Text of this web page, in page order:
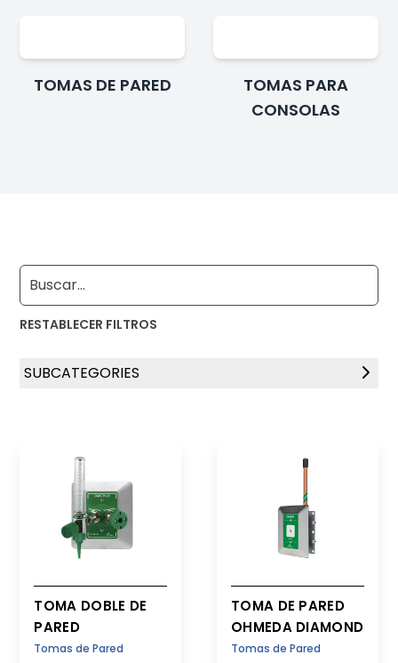
TOMAS DE PARED
TOMAS PARA
CONSOLAS
RESTABLECER FILTROS
SUBCATEGORIES
TOMA DOBLE DE
PARED
Tomas de Pared
TOMA DE PARED
OHMEDA DIAMOND
Tomas de Pared